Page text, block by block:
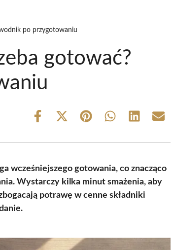
po przygotowaniu
gotować?
Share
Share
(Twitter)
Share Share Share Share
wcześniejszego gotowania, co znacząco
Wystarczy kilka minut smażenia, aby
potrawę w cenne składniki